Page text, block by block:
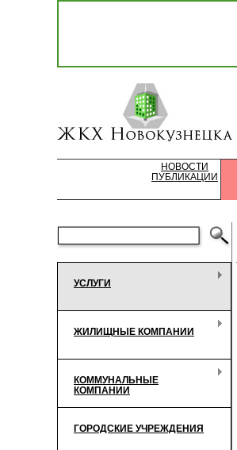
НОВОСТИ
ПУБЛИКАЦИИ
УСЛУГИ
ЖИЛИЩНЫЕ КОМПАНИИ
КОММУНАЛЬНЫЕ
КОМПАНИИ
ГОРОДСКИЕ УЧРЕЖДЕНИЯ